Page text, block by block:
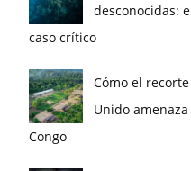
desconocidas:
caso crítico
Cómo el
Unido
Congo